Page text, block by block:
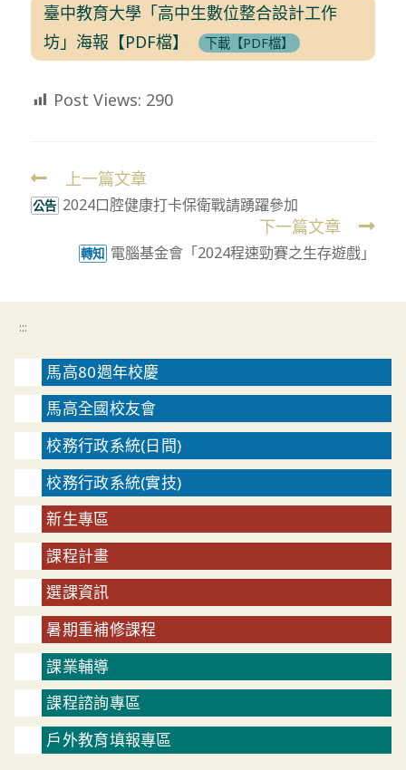
臺中教育大學「高中生數位整合設計工作
坊」海報【PDF檔】
下載【PDF檔】
Post Views: 290
Read
more
上一篇文章
公告 2024口腔健康打卡保衛戰請踴躍參加
下一篇文章
轉知 電腦基金會「2024程速勁賽之生存遊戲」
:::
馬高80週年校慶
馬高全國校友會
校務行政系統(日間)
校務行政系統(實技)
新生專區
課程計畫
選課資訊
暑期重補修課程
課業輔導
課程諮詢專區
戶外教育填報專區